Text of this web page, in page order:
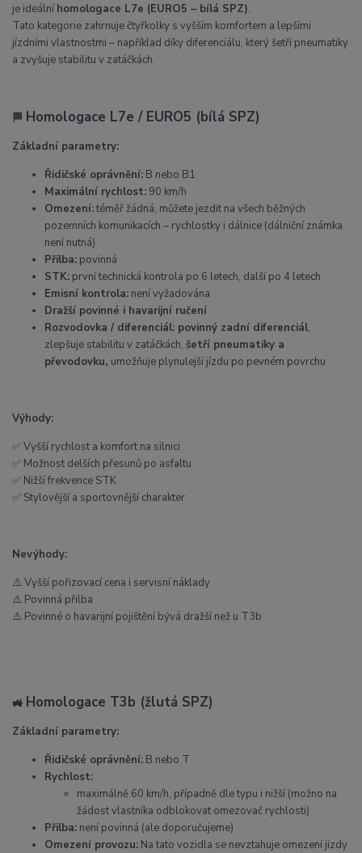
je ideální homologace L7e (EURO5 – bílá SPZ).
Tato kategorie zahrnuje čtyřkolky s vyšším komfortem a lepšími
jízdními vlastnostmi – například díky diferenciálu, který šetří pneumatiky
a zvyšuje stabilitu v zatáčkách.
🏁 Homologace L7e / EURO5 (bílá SPZ)
Základní parametry:
Řidičské oprávnění: B nebo B1
Maximální rychlost: 90 km/h
Omezení:téměř žádná, můžete jezdit na všech běžných
pozemních komunikacích – rychlostky i dálnice (dálniční známka
není nutná)
Přilba: povinná
STK: první technická kontrola po 6 letech, další po 4 letech
Emisní kontrola: není vyžadována
Dražší povinné i havarijní ručení
Rozvodovka / diferenciál: povinný zadní diferenciál,
zlepšuje stabilitu v zatáčkách, šetří pneumatiky a
převodovku, umožňuje plynulejší jízdu po pevném povrchu
Výhody:
✅ Vyšší rychlost a komfort na silnici
✅ Možnost delších přesunů po asfaltu
✅ Nižší frekvence STK
✅ Stylovější a sportovnější charakter
Nevýhody:
⚠️ Vyšší pořizovací cena i servisní náklady
⚠️ Povinná přilba
⚠️ Povinné o havarijní pojištění bývá dražší než u T3b
🚜 Homologace T3b (žlutá SPZ)
Základní parametry:
Řidičské oprávnění: B nebo T
Rychlost:
maximálně 60 km/h, případně dle typu i nižší (možno na
žádost vlastníka odblokovat omezovač rychlosti)
Přilba: není povinná (ale doporučujeme)
Omezení provozu: Na tato vozidla se nevztahuje omezení jízdy